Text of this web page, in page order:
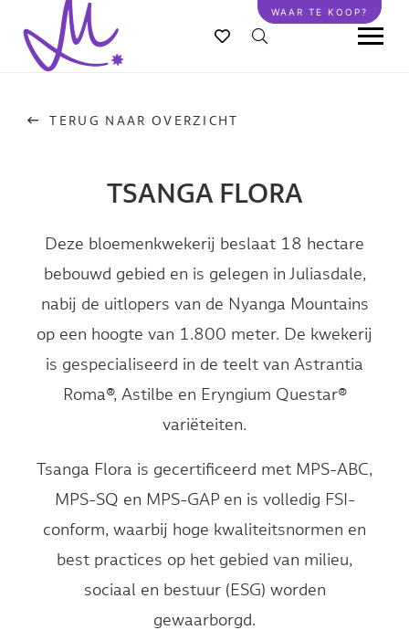
Overslaan
naar
gaan
WAAR TE KOOP?
TERUG NAAR OVERZICHT
TSANGA FLORA
Deze bloemenkwekerij beslaat 18 hectare
bebouwd gebied en is gelegen in Juliasdale,
nabij de uitlopers van de Nyanga Mountains
op een hoogte van 1.800 meter. De kwekerij
is gespecialiseerd in de teelt van Astrantia
Roma®, Astilbe en Eryngium Questar®
variëteiten.
Tsanga Flora is gecertificeerd met MPS-ABC,
MPS-SQ en MPS-GAP en is volledig FSI-
conform, waarbij hoge kwaliteitsnormen en
best practices op het gebied van milieu,
sociaal en bestuur (ESG) worden
gewaarborgd.